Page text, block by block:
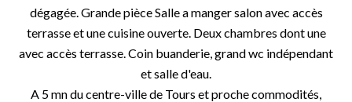
dégagée. Grande pièce Salle a manger salon avec accès
terrasse et une cuisine ouverte. Deux chambres dont une
avec accès terrasse. Coin buanderie, grand wc indépendant
et salle d'eau.
A 5 mn du centre-ville de Tours et proche commodités,